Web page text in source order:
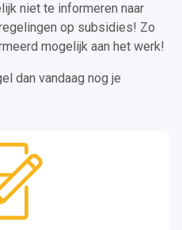
niet te informeren naar
op subsidies! Zo
mogelijk aan het werk!
dan vandaag nog je